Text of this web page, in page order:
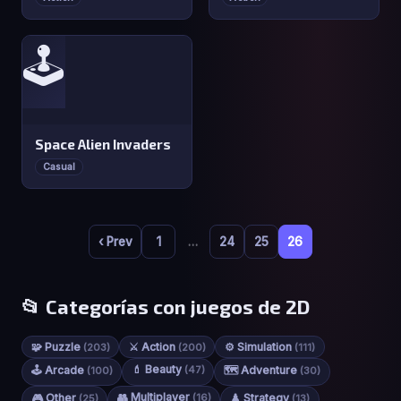
🕹️
Space Alien Invaders
Casual
‹ Prev 1 … 24 25 26
📂 Categorías con juegos de 2D
🧩 Puzzle (203) ⚔️ Action (200) ⚙️ Simulation (111)
🕹️ Arcade (100) 💄 Beauty (47) 🗺️ Adventure (30)
🎮 Other (25) 👥 Multiplayer (16) ♟️ Strategy (13)